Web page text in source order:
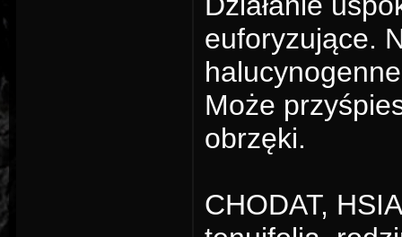
euforyzujące.
Może
obrzęki.
CHODAT,